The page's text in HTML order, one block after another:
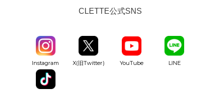
CLETTE公式SNS
Instagram X(旧Twitter) YouTube LINE